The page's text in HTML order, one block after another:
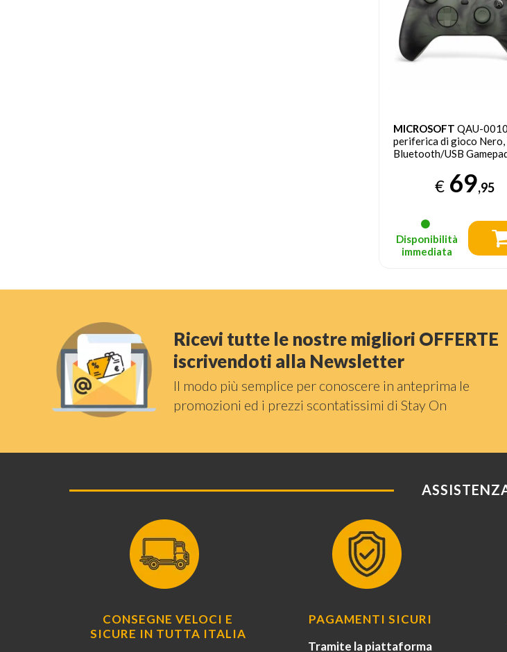
MICROSOFT QAU-
periferica di gioco Nero,
Bluetooth/USB
PC, Xbox One, Xbox
Xbox Series X, iOS
€ 69,95
Disponibilità
immediata
Ricevi tutte le nostre migliori OFFERTE
iscrivendoti alla Newsletter
Il modo più semplice per conoscere in anteprima le
promozioni ed i prezzi scontatissimi di Stay On
CONSEGNE VELOCI E
SICURE IN TUTTA ITALIA
PAGAMENTI SICURI
Tramite la piattaforma